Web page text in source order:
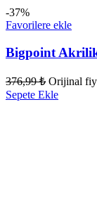
-37%
Favorilere ekle
Bigpoint
376,99₺ Orijinal
Sepete Ekle